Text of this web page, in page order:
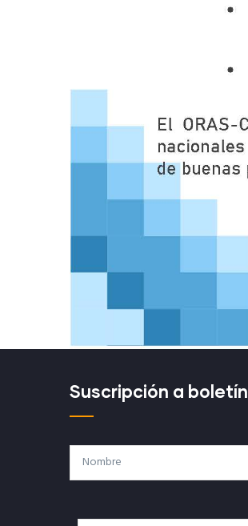
Suscripción a boletín
Nombre